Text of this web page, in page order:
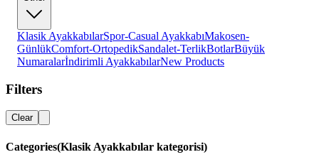
Klasik AyakkabılarSpor-Casual AyakkabıMakosen-
GünlükComfort-OrtopedikSandalet-TerlikBotlarBüyük
Numaralarİndirimli AyakkabılarNew Products
Filters
Clear
Categories(Klasik Ayakkabılar kategorisi)